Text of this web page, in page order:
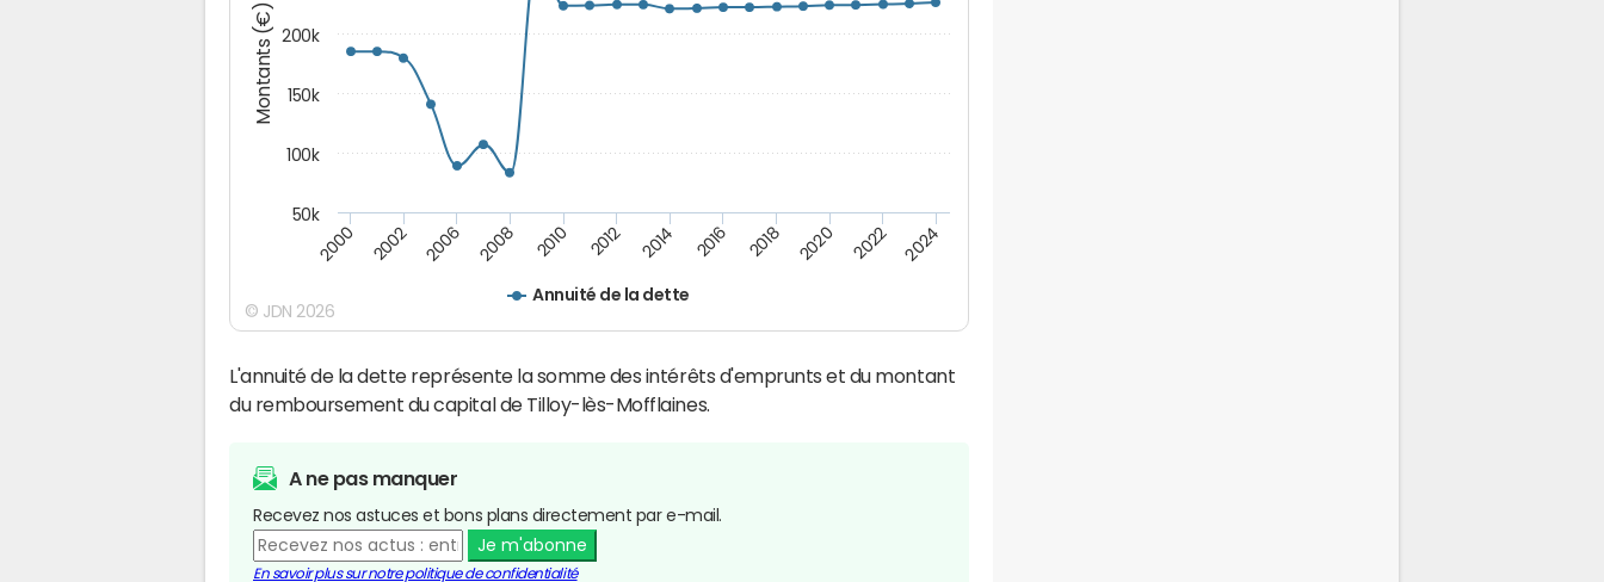
Montants (€)
Annuité de la dette
2000 2002 2006 2008 2010 2012 2014 2016 2018 2020 2022 2024
50k
100k
150k
200k
© JDN 2026
L'annuité de la dette représente la somme des intérêts d'emprunts et du montant
du remboursement du capital de Tilloy-lès-Mofflaines.
A ne pas manquer
Recevez nos astuces et bons plans directement par e-mail.
Je m'abonne
En savoir plus sur notre politique de confidentialité